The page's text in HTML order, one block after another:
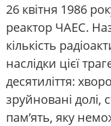
26 квітня 1986
реактор ЧАЕС.
кількість
наслідки цієї
десятиліття:
зруйновані долі,
пам’ять, яку